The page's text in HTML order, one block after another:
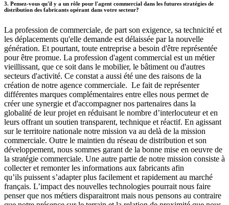
3. Pensez-vous qu'il y a un rôle pour l'agent commercial dans les futures stratégies de
distribution des fabricants opérant dans votre secteur?
La profession de commerciale, de part son exigence, sa technicité et
les déplacements qu'elle demande est délaissée par la nouvelle
génération. Et pourtant, toute entreprise a besoin d'être représentée
pour être promue. La profession d'agent commercial est un métier
vieillissant, que ce soit dans le mobilier, le bâtiment ou d'autres
secteurs d'activité. Ce constat a aussi été une des raisons de la
création de notre agence commerciale. Le fait de représenter
différentes marques complémentaires entre elles nous permet de
créer une synergie et d'accompagner nos partenaires dans la
globalité de leur projet en réduisant le nombre d’interlocuteur et en
leurs offrant un soutien transparent, technique et réactif. En agissant
sur le territoire nationale notre mission va au delà de la mission
commerciale. Outre le maintien du réseau de distribution et son
développement, nous sommes garant de la bonne mise en oeuvre de
la stratégie commerciale. Une autre partie de notre mission consiste à
collecter et remonter les informations aux fabricants afin
qu’ils puissent s’adapter plus facilement et rapidement au marché
français. L’impact des nouvelles technologies pourrait nous faire
penser que nos métiers disparaitront mais nous pensons au contraire